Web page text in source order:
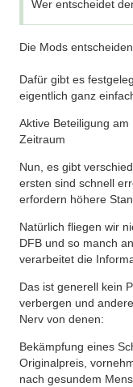
Wer entscheidet
Die Mods
Dafür gibt es
eigentlich ganz
Aktive Beteiligung
Zeitraum
Nun, es gibt
ersten sind schnell
erfordern höhere
Natürlich fliegen wir
DFB und so manch
verarbeitet die
Das ist generell kein
verbergen und
Nerv von denen:
Bekämpfung eines
Originalpreis,
nach gesundem